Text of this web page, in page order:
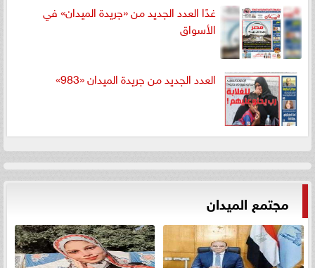
غدًا العدد الجديد من «جريدة الميدان» في
الأسواق
العدد الجديد من جريدة الميدان «983»
مجتمع الميدان